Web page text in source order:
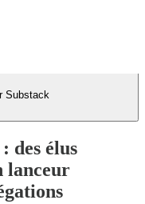
Substack
des élus
lanceur